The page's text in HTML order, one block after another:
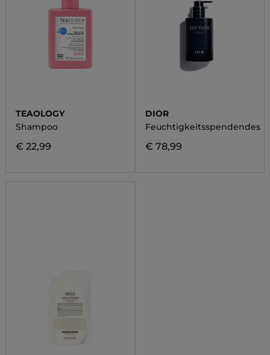
TEAOLOGY
Shampoo
€ 22,99
DIOR
Feuchtigkeitsspendendes
€ 78,99